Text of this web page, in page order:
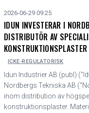
2026-06-29 09:25
IDUN INVESTERAR I
DISTRIBUTÖR AV
KONSTRUKTIONSPLASTER
ICKE-REGULATORISK
Idun Industrier AB (publ)
Nordbergs Tekniska AB
inom distribution av
konstruktionsplaster.